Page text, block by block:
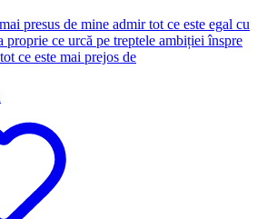
presus de mine admir tot ce este egal cu
proprie ce urcă pe treptele ambiției înspre
ce este mai prejos de